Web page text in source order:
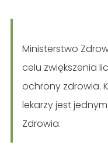
Ministerstwo
celu zwiększenia
ochrony zdrowia.
lekarzy jest
Zdrowia.